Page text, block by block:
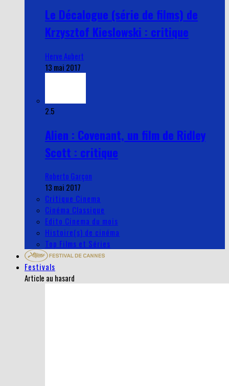
Le Décalogue (série de films) de
Krzysztof Kieslowski : critique
Herve Aubert
13 mai 2017
2.5
Alien : Covenant, un film de Ridley
Scott : critique
Roberto Garçon
13 mai 2017
Critique Cinema
Cinéma Classique
Edito Cinema du mois
Histoire(s) de cinéma
Top Films et Séries
Festivals
Article au hasard